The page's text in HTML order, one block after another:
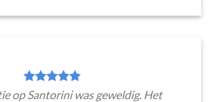
op Santorini was geweldig. Het